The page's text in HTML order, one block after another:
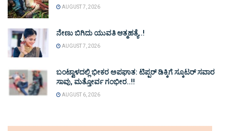
AUGUST 7, 2026
ನೇಣು ಬಿಗಿದು ಯುವತಿ ಆತ್ಮಹತ್ಯೆ..!
AUGUST 7, 2026
ಬಂಟ್ವಾಳದಲ್ಲಿ ಭೀಕರ ಅಪಘಾತ: ಟಿಪ್ಪರ್ ಡಿಕ್ಕಿಗೆ ಸ್ಕೂಟರ್ ಸವಾರ
ಸಾವು, ಮತ್ತೋರ್ವ ಗಂಭೀರ..!!
AUGUST 6, 2026